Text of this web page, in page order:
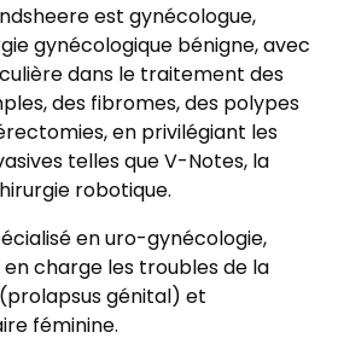
est gynécologue,
gynécologique bénigne, avec
dans le traitement des
des fibromes, des polypes
en privilégiant les
telles que V-Notes, la
robotique.
en uro-gynécologie,
charge les troubles de la
génital) et
féminine.